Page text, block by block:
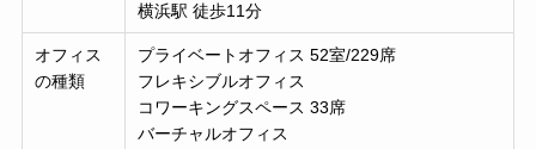
横浜駅 徒歩11分
オフィス
の種類
プライベートオフィス 52室/229席
フレキシブルオフィス
コワーキングスペース 33席
バーチャルオフィス